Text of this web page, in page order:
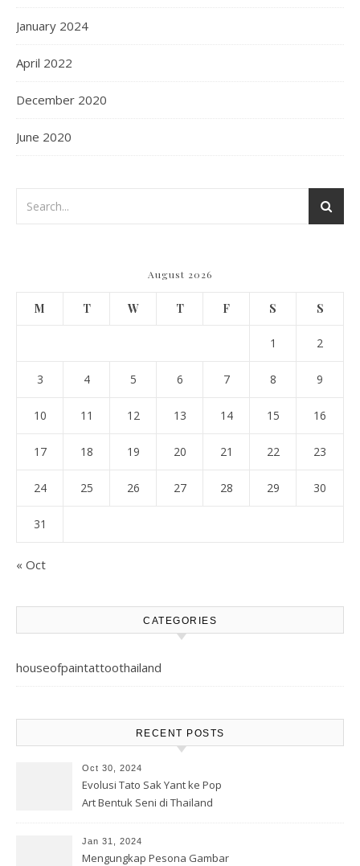
January 2024
April 2022
December 2020
June 2020
August 2026
M T W T F S S
1 2
3 4 5 6 7 8 9
10 11 12 13 14 15 16
17 18 19 20 21 22 23
24 25 26 27 28 29 30
31
« Oct
CATEGORIES
houseofpaintattoothailand
RECENT POSTS
Oct 30, 2024
Evolusi Tato Sak Yant ke Pop
Art Bentuk Seni di Thailand
Jan 31, 2024
Mengungkap Pesona Gambar